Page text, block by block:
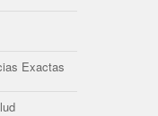
Exactas